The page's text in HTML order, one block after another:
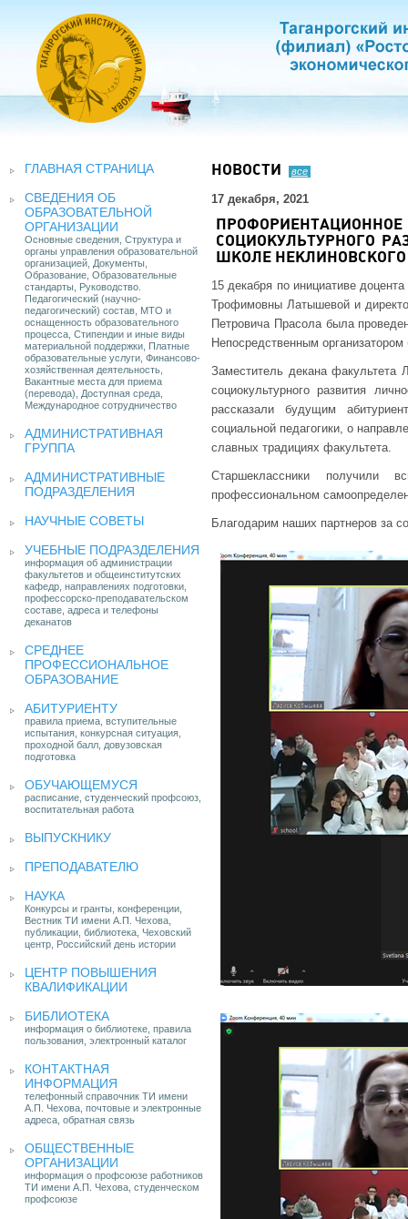
ГЛАВНАЯ СТРАНИЦА
СВЕДЕНИЯ ОБ
ОБРАЗОВАТЕЛЬНОЙ
ОРГАНИЗАЦИИ
Основные сведения, Структура и
органы управления образовательной
организацией, Документы,
Образование, Образовательные
стандарты, Руководство.
Педагогический (научно-
педагогический) состав, МТО и
оснащенность образовательного
процесса, Стипендии и иные виды
материальной поддержки, Платные
образовательные услуги, Финансово-
хозяйственная деятельность,
Вакантные места для приема
(перевода), Доступная среда,
Международное сотрудничество
АДМИНИСТРАТИВНАЯ
ГРУППА
АДМИНИСТРАТИВНЫЕ
ПОДРАЗДЕЛЕНИЯ
НАУЧНЫЕ СОВЕТЫ
УЧЕБНЫЕ ПОДРАЗДЕЛЕНИЯ
информация об администрации
факультетов и общеинститутских
кафедр, направлениях подготовки,
профессорско-преподавательском
составе, адреса и телефоны
деканатов
СРЕДНЕЕ
ПРОФЕССИОНАЛЬНОЕ
ОБРАЗОВАНИЕ
АБИТУРИЕНТУ
правила приема, вступительные
испытания, конкурсная ситуация,
проходной балл, довузовская
подготовка
ОБУЧАЮЩЕМУСЯ
расписание, студенческий профсоюз,
воспитательная работа
ВЫПУСКНИКУ
ПРЕПОДАВАТЕЛЮ
НАУКА
Конкурсы и гранты, конференции,
Вестник ТИ имени А.П. Чехова,
публикации, библиотека, Чеховский
центр, Российский день истории
ЦЕНТР ПОВЫШЕНИЯ
КВАЛИФИКАЦИИ
БИБЛИОТЕКА
информация о библиотеке, правила
пользования, электронный каталог
КОНТАКТНАЯ
ИНФОРМАЦИЯ
телефонный справочник ТИ имени
А.П. Чехова, почтовые и электронные
адреса, обратная связь
ОБЩЕСТВЕННЫЕ
ОРГАНИЗАЦИИ
информация о профсоюзе работников
ТИ имени А.П. Чехова, студенческом
профсоюзе
НОВОСТИ все
17 декабря, 2021
СОЦИОКУЛЬТУРНОГО
ШКОЛЕ
15 декабря по инициативе
Трофимовны Латышевой и
Петровича Прасола была
Непосредственным
Заместитель декана
социокультурного развития
рассказали будущим
социальной педагогики, о
славных традициях факультета.
Старшеклассники
профессиональном
Благодарим наших партнеров за